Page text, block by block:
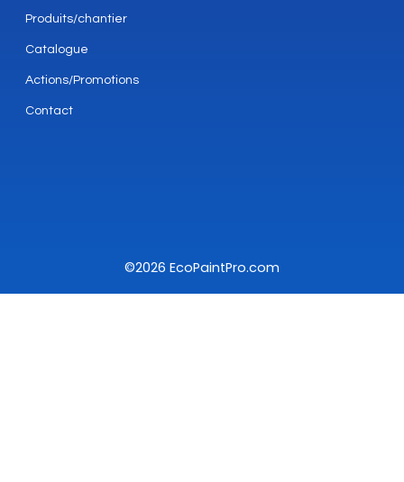
Produits/chantier
Catalogue
Actions/Promotions
Contact
©2026 EcoPaintPro.com